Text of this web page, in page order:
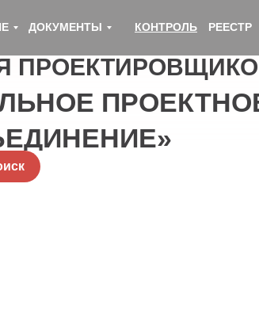
ДОКУМЕНТЫ КОНТРОЛЬ РЕЕСТР